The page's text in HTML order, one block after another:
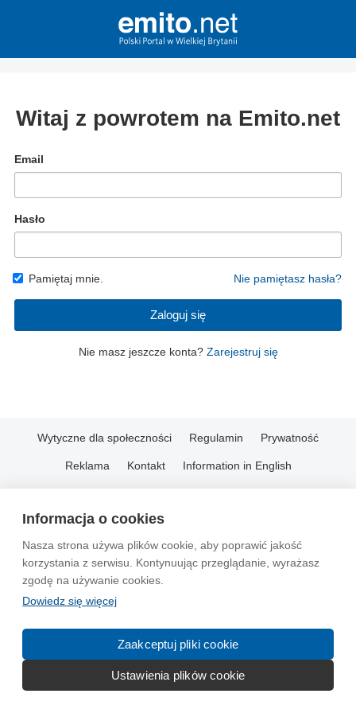
Informacja o cookies
Nasza strona używa plików cookie, aby poprawić jakość
korzystania z serwisu. Kontynuując przeglądanie, wyrażasz
zgodę na używanie cookies.
Dowiedz się więcej
Zaakceptuj pliki cookie
Ustawienia plików cookie
Witaj z powrotem na Emito.net
Email
Hasło
Pamiętaj mnie. Nie pamiętasz hasła?
Zaloguj się
Nie masz jeszcze konta? Zarejestruj się
Wytyczne dla społeczności Regulamin Prywatność
Reklama Kontakt Information in English